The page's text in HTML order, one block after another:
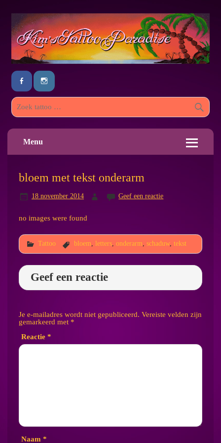
Menu
bloem met tekst onderarm
18 november 2014 Geef een reactie
no images were found
Tattoo bloem letters, onderarm schaduw, tekst
Geef een reactie
Je e-mailadres wordt niet gepubliceerd. Vereiste velden zijn
gemarkeerd met *
Reactie *
Naam *